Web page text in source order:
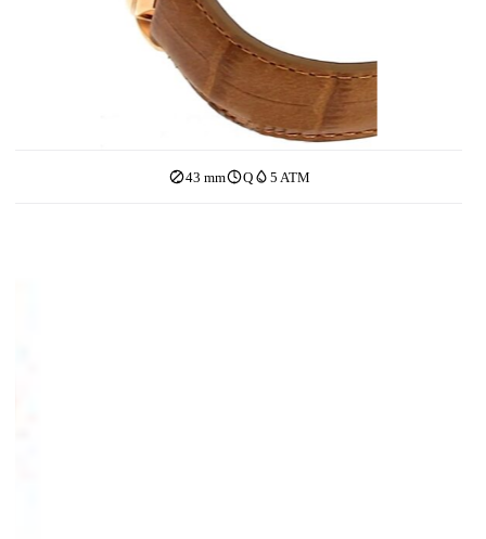
43 mm Q 5 ATM